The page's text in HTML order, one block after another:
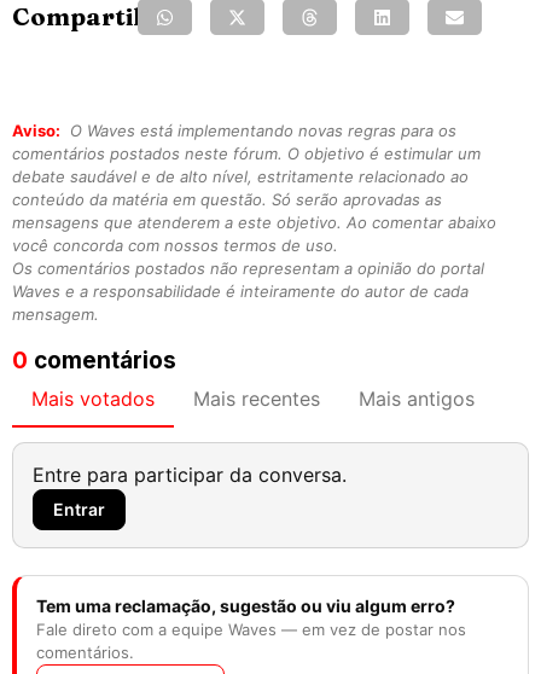
Compartilhe:
Aviso:
O Waves está implementando novas regras para os
comentários postados neste fórum. O objetivo é estimular um
debate saudável e de alto nível, estritamente relacionado ao
conteúdo da matéria em questão. Só serão aprovadas as
mensagens que atenderem a este objetivo. Ao comentar abaixo
você concorda com nossos termos de uso.
Os comentários postados não representam a opinião do portal
Waves e a responsabilidade é inteiramente do autor de cada
mensagem.
0 comentários
Mais votados Mais recentes Mais antigos
Entre para participar da conversa.
Entrar
Tem uma reclamação, sugestão ou viu algum erro?
Fale direto com a equipe Waves — em vez de postar nos
comentários.